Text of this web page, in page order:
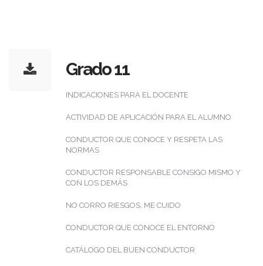
Grado 11
INDICACIONES PARA EL DOCENTE
ACTIVIDAD DE APLICACIÓN PARA EL ALUMNO
CONDUCTOR QUE CONOCE Y RESPETA LAS
NORMAS
CONDUCTOR RESPONSABLE CONSIGO MISMO Y
CON LOS DEMÁS
NO CORRO RIESGOS, ME CUIDO
CONDUCTOR QUE CONOCE EL ENTORNO
CATÁLOGO DEL BUEN CONDUCTOR